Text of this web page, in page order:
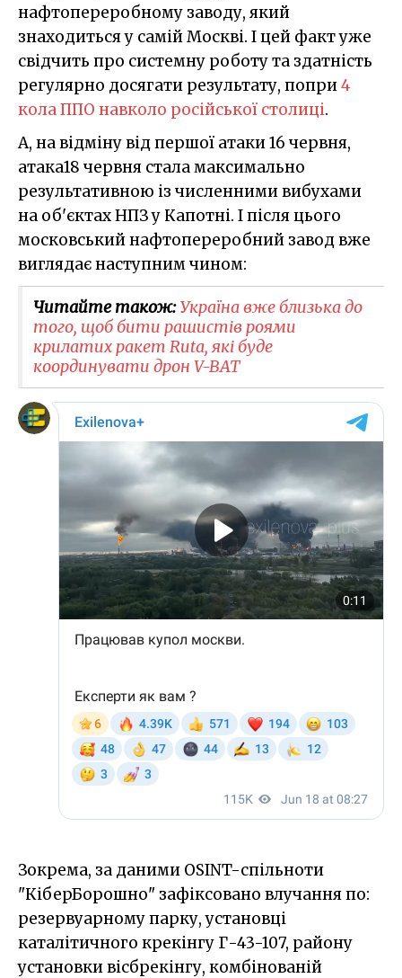
нафтопереробному заводу, який
знаходиться у самій Москві. І цей факт уже
свідчить про системну роботу та здатність
регулярно досягати результату, попри4
кола ППО навколо російської столиці.
А, на відміну від першої атаки 16 червня,
атака18 червня стала максимально
результативною із численними вибухами
на об'єктах НПЗ у Капотні. І після цього
московський нафтопереробний завод вже
виглядає наступним чином:
Читайте також:Україна вже близька до
того, щоб бити рашистів роями
крилатих ракет Ruta, які буде
координувати дрон V-BAT
Зокрема, за даними OSINT-спільноти
"КіберБорошно" зафіксовано влучання по:
резервуарному парку, установці
каталітичного крекінгу Г-43-107, району
установки вісбрекінгу, комбінованій